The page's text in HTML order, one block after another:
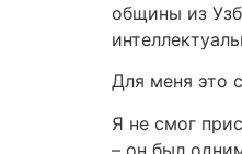
общины из
Для меня это
Я не смог
– он был